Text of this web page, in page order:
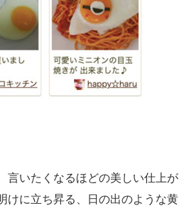
言いたくなるほどの美しい仕上が
けに立ち昇る、日の出のような黄